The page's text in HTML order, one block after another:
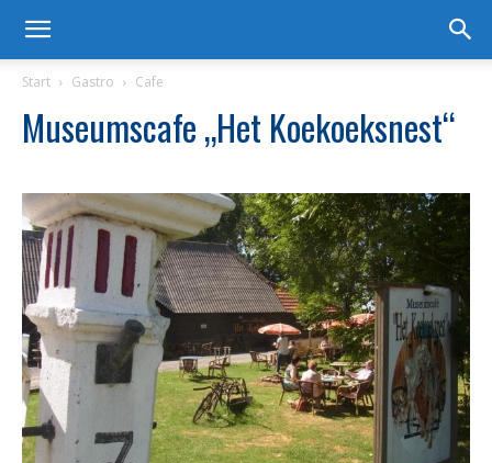
Start Gastro Cafe
Museumscafe „Het Koekoeksnest“